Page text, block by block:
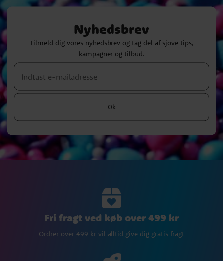
Nyhedsbrev
Tilmeld dig vores nyhedsbrev og tag del af sjove tips,
kampagner og tilbud.
Ok
Fri fragt ved køb over 499 kr
Ordrer over 499 kr vil alltid give dig gratis fragt